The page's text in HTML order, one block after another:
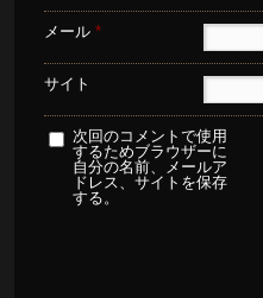
メール *
サイト
次回のコメントで使用
するためブラウザーに
自分の名前、メールア
ドレス、サイトを保存
する。